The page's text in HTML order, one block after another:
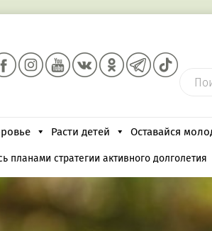
Расти детей Оставайся
планами стратегии активного долголетия